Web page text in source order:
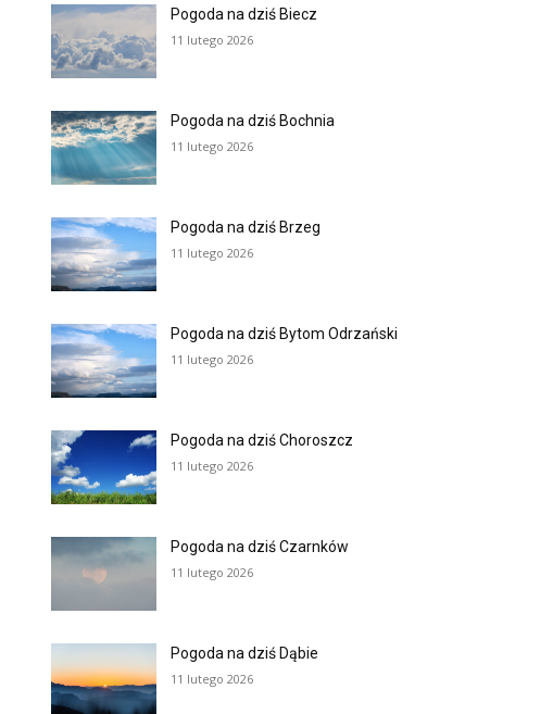
Pogoda na dziś Biecz
11 lutego 2026
Pogoda na dziś Bochnia
11 lutego 2026
Pogoda na dziś Brzeg
11 lutego 2026
Pogoda na dziś Bytom Odrzański
11 lutego 2026
Pogoda na dziś Choroszcz
11 lutego 2026
Pogoda na dziś Czarnków
11 lutego 2026
Pogoda na dziś Dąbie
11 lutego 2026